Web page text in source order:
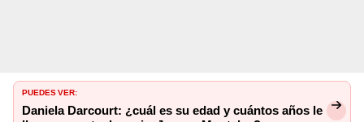
PUEDES VER:
Daniela Darcourt: ¿cuál es su edad y cuántos años le